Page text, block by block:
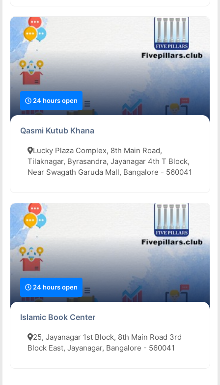
24 hours open
Qasmi Kutub Khana
Lucky Plaza Complex, 8th Main Road,
Tilaknagar, Byrasandra, Jayanagar 4th T Block,
Near Swagath Garuda Mall, Bangalore - 560041
24 hours open
Islamic Book Center
25, Jayanagar 1st Block, 8th Main Road 3rd
Block East, Jayanagar, Bangalore - 560041